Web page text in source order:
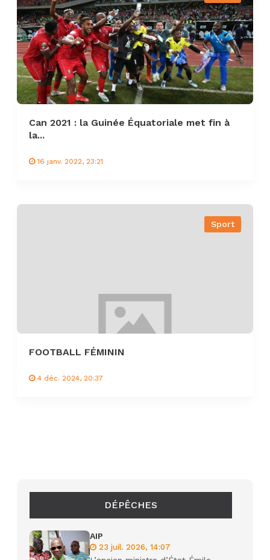
Can 2021 : la Guinée Équatoriale met fin à
la...
16 janv. 2022, 23:21
Sport
FOOTBALL FÉMININ
4 déc. 2024, 20:37
DÉPÊCHES
AIP
23 juil. 2026, 14:07